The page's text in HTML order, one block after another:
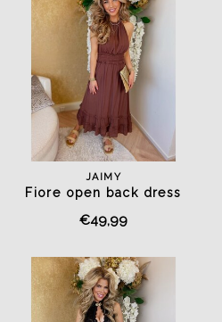
JAIMY
Fiore open back dress
€49,99